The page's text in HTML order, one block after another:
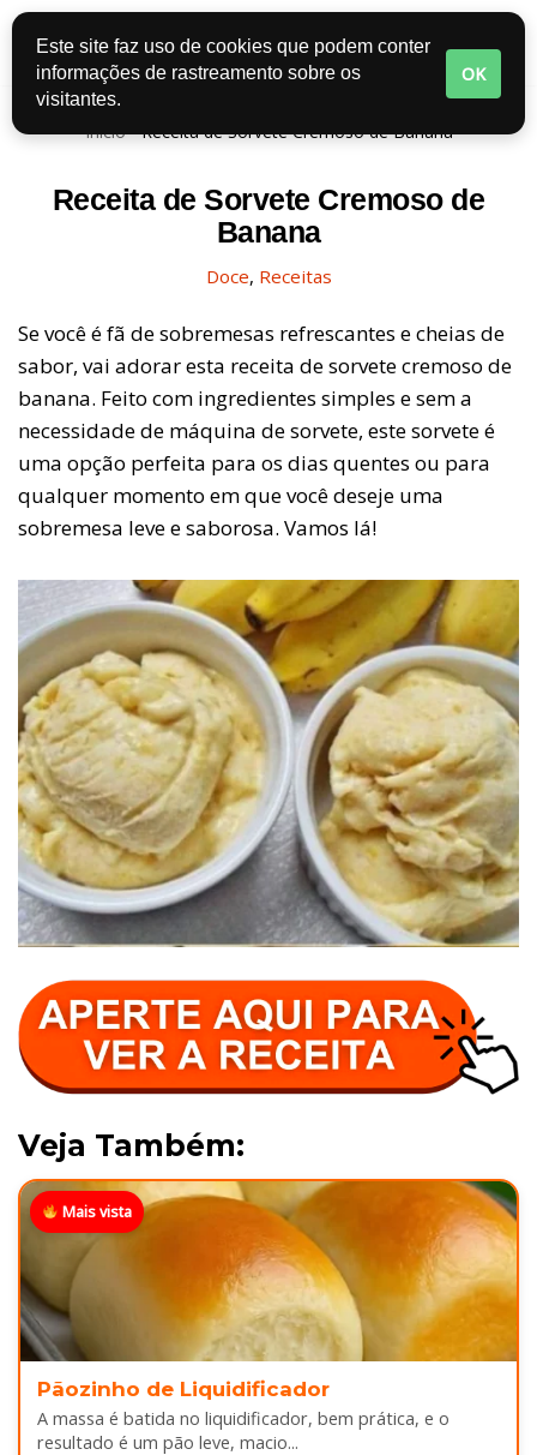
Pular
para
o
Início-Receita de Sorvete Cremoso de Banana
Receita de Sorvete Cremoso de
Banana
Doce, Receitas
Se você é fã de sobremesas refrescantes e cheias de
sabor, vai adorar esta receita de sorvete cremoso de
banana. Feito com ingredientes simples e sem a
necessidade de máquina de sorvete, este sorvete é
uma opção perfeita para os dias quentes ou para
qualquer momento em que você deseje uma
sobremesa leve e saborosa. Vamos lá!
Veja Também:
Mais vista
Pãozinho de Liquidificador
A massa é batida no liquidificador, bem prática, e o
resultado é um pão leve, macio...
Este site faz uso de cookies que podem conter
informações de rastreamento sobre os
visitantes.
OK